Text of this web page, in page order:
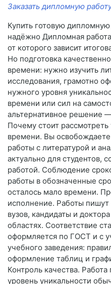
Заказать дипломную
Купить готовую
надёжно Дипломная
от которого зависит
Но подготовка
времени: нужно изучить
исследования, грамотно
нужного уровня
времени или сил на
альтернативное решение
Почему стоит
времени. Вы
работы с литературой и
актуально для студентов,
работой. Соблюдение
работы в обозначенные
осталось мало времени.
исполнение. Работы
вузов, кандидаты и
областях. Соответствие
оформляется по ГОСТ и с
учебного заведения:
оформление таблиц и
Контроль качества.
уровень уникальности